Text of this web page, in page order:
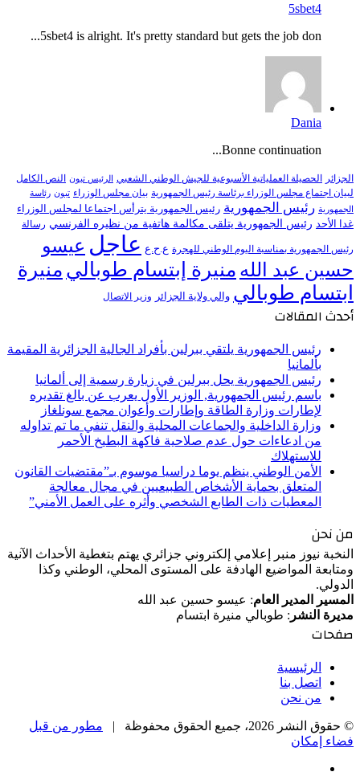
5sbet4
5sbet4 is alright. It's pretty standard but gets the job don...
Dania
Bonne continuation...
الجزائر الحصيلة العملياتية الأسبوعية للجيش الوطني الشعبي الرئيس تبون النص الكامل
لبيان اجتماع مجلس الوزراء برئاسة رئيس الجمهورية بيان مجلس الوزراء تبون رئاسة
الجمهورية رئيس الجمهورية رئيس الجمهورية يترأس اجتماعا لمجلس الوزراء
غدا الأحد رئيس الجمهورية يتلقى مكالمة هاتفية من نظيره الفرنسي رسالة
رئيس الجمهورية بمناسبة اليوم الوطني للهجرة ع.ح.ع عاجل عيسو
حسين عبد الله منيرة إبتسام طوبالي منيرة
ابتسام طوبالي والي ولاية الجزائر وزير الاتصال
أحدث المقالات
رئيس الجمهورية يلتقي ببرلين بأفراد الجالية الجزائرية المقيمة
بألمانيا
رئيس الجمهورية يحل ببرلين في زيارة رسمية إلى ألمانيا
باسم رئيس الجمهورية, الوزير الأول يعرب عن بالغ تقديره
لإطارات وزارة الطاقة وإطارات وأعوان مجمع سونلغاز
وزارة الداخلية والجماعات المحلية والنقل تنفي ما تم تداوله
من ادعاءات حول عدم صلاحية فاكهة البطيخ الأحمر
للاستهلاك
الأمن الوطني ينظم يوما دراسيا موسوم بـ”مقتضيات القانون
المتعلق بحماية الأشخاص الطبيعيين في مجال معالجة
المعطيات ذات الطابع الشخصي وأثره على العمل الأمني”
من نحن
النخبة نيوز منبر إعلامي إلكتروني جزائري يهتم بتغطية الأحداث الآنية
ومتابعة المواضيع الهادفة على المستوى المحلي، الوطني وكذا
الدولي.
المسير المدير العام: عيسو حسين عبد الله
مديرة النشر : طوبالي منيرة ابتسام
صفحات
الرئيسية
اتصل بنا
من نحن
© حقوق النشر 2026، جميع الحقوق محفوظة |
مطور من قبل
فضاء إمكان